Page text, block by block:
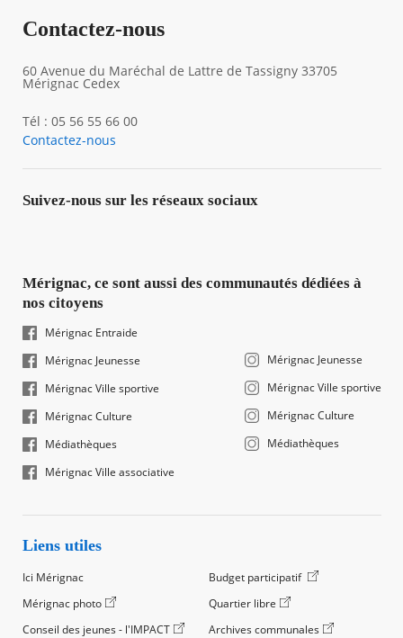
Contactez-nous
60 Avenue du Maréchal de Lattre de Tassigny 33705
Mérignac Cedex
Tél : 05 56 55 66 00
Contactez-nous
Suivez-nous sur les réseaux sociaux
Mérignac, ce sont aussi des communautés dédiées à
nos citoyens
Mérignac Entraide
Mérignac Jeunesse
Mérignac Ville sportive
Mérignac Culture
Médiathèques
Mérignac Ville associative
Mérignac Jeunesse
Mérignac Ville sportive
Mérignac Culture
Médiathèques
Liens utiles
Ici Mérignac
Budget participatif
Mérignac photo
Quartier libre
Conseil des jeunes - l'IMPACT
Archives communales